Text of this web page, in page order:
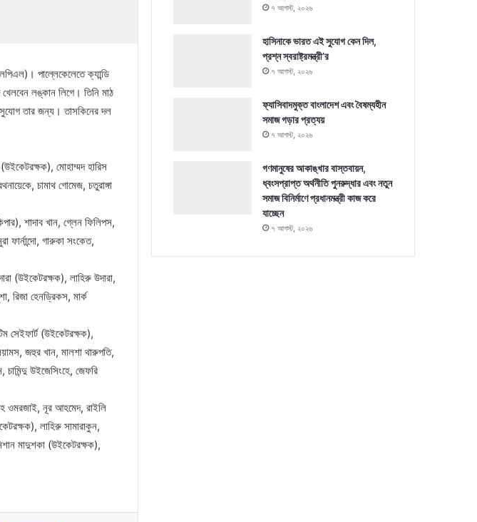
পাল্লেকেলেতে ক্যান্ডি
লঙ্কান লিগে। তিনি মাঠ
সুযোগ তার জন্য। তাসকিনের দল
(উইকেটরক্ষক), মোহাম্মদ হারিস
চামাথ গোমেজ, চতুরাঙ্গা
শাদাব খান, গ্লেন ফিলিপস,
ফার্নান্দো, গারুকা সংকেত,
(উইকেটরক্ষক), লাহিরু উদারা,
রিজা হেনড্রিকস, মার্ক
সেইফার্ট (উইকেটরক্ষক),
জহুর খান, মালশা থারুপতি,
চামিন্দু উইজেসিংহে, জেফরি
ওমরজাই, নূর আহমেদ, রাইলি
লাহিরু সামারাকুন,
মাদুশকা (উইকেটরক্ষক),
৭ আগস্ট, ২০২৬
হাসিনাকে ভারত এই সুযোগ কেন দিল,
প্রশ্ন স্বরাষ্ট্রমন্ত্রী’র
৭ আগস্ট, ২০২৬
ফ্যাসিবাদমুক্ত বাংলাদেশ এবং বৈষম্যহীন
সমাজ গড়ার প্রত্যয়
৭ আগস্ট, ২০২৬
গণমানুষের আকাঙ্খার বাস্তবায়ন,
ধ্বংসপ্রাপ্ত অর্থনীতি পুনরুদ্ধার এবং নতুন
সমাজ বিনির্মাণে প্রধানমন্ত্রী কাজ করে
যাচ্ছেন
৭ আগস্ট, ২০২৬